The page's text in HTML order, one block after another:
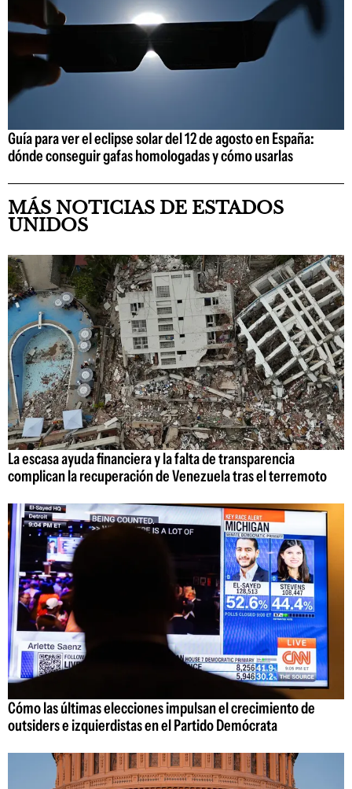
Guía para ver el eclipse solar del 12 de agosto en España:
dónde conseguir gafas homologadas y cómo usarlas
MÁS NOTICIAS DE ESTADOS
UNIDOS
La escasa ayuda financiera y la falta de transparencia
complican la recuperación de Venezuela tras el terremoto
Cómo las últimas elecciones impulsan el crecimiento de
outsiders e izquierdistas en el Partido Demócrata